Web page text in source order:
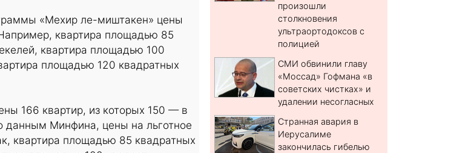
«Мехир ле-миштакен» цены
квартира площадью 85
квартира площадью 100
площадью 120 квадратных
166 квартир, из которых 150 — в
данным Минфина, цены на льготное
квартира площадью 85 квадратных
произошли
столкновения
ультраортодоксов с
полицией
СМИ обвинили главу
«Моссад» Гофмана «в
советских чистках» и
удалении несогласных
Странная авария в
Иерусалиме
закончилась гибелью